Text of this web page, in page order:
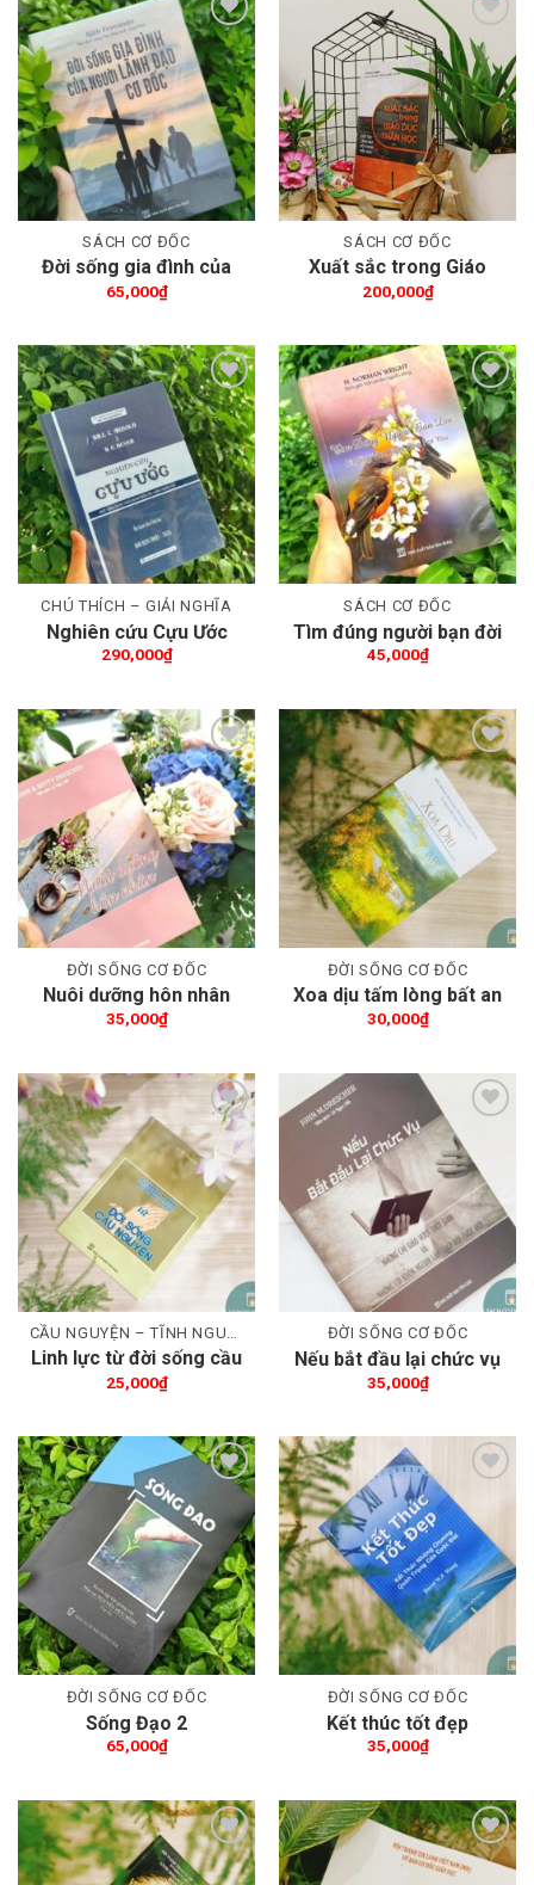
Thêm wishlist
SÁCH CƠ ĐỐC
Đời sống gia đình của
người lãnh đạo Cơ Đốc
65,000₫
Thêm wishlist
SÁCH CƠ ĐỐC
Xuất sắc trong Giáo
dục Thần học
200,000₫
Thêm wishlist
CHÚ THÍCH – GIẢI NGHĨA
Nghiên cứu Cựu Ước
290,000₫
Thêm wishlist
SÁCH CƠ ĐỐC
Tìm đúng người bạn đời
45,000₫
Thêm wishlist
ĐỜI SỐNG CƠ ĐỐC
Nuôi dưỡng hôn nhân
35,000₫
Thêm wishlist
ĐỜI SỐNG CƠ ĐỐC
Xoa dịu tấm lòng bất an
30,000₫
Thêm wishlist
CẦU NGUYỆN – TĨNH NGUYỆN
Linh lực từ đời sống cầu
nguyện
25,000₫
Thêm wishlist
ĐỜI SỐNG CƠ ĐỐC
Nếu bắt đầu lại chức vụ
35,000₫
Thêm wishlist
ĐỜI SỐNG CƠ ĐỐC
Sống Đạo 2
65,000₫
Thêm wishlist
ĐỜI SỐNG CƠ ĐỐC
Kết thúc tốt đẹp
35,000₫